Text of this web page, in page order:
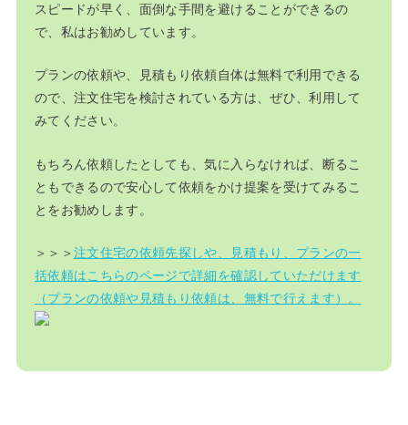
スピードが早く、面倒な手間を避けることができるの
で、私はお勧めしています。
プランの依頼や、見積もり依頼自体は無料で利用できる
ので、注文住宅を検討されている方は、ぜひ、利用して
みてください。
もちろん依頼したとしても、気に入らなければ、断るこ
ともできるので安心して依頼をかけ提案を受けてみるこ
とをお勧めします。
＞＞＞注文住宅の依頼先探しや、見積もり、プランの一
括依頼はこちらのページで詳細を確認していただけます
（プランの依頼や見積もり依頼は、無料で行えます）。